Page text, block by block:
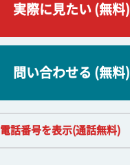
実際に見たい (無料)
問い合わせる (無料)
電話番号を表示(通話無料)